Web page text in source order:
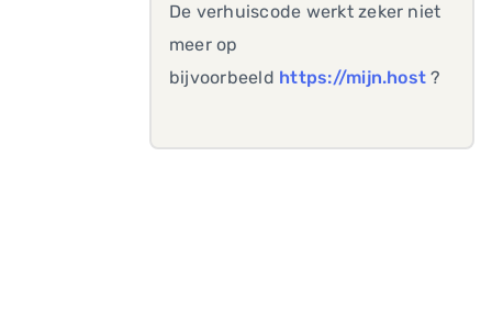
De verhuiscode werkt zeker niet
meer op
bijvoorbeeld https://mijn.host ?